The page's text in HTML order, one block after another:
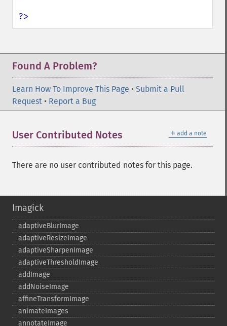
?>
Found A Problem?
Learn How To Improve This Page • Submit a Pull
Request • Report a Bug
＋ add a note
User Contributed Notes
There are no user contributed notes for this page.
Imagick
adaptiveBlurImage
adaptiveResizeImage
adaptiveSharpenImage
adaptiveThresholdImage
addImage
addNoiseImage
affineTransformImage
animateImages
annotateImage